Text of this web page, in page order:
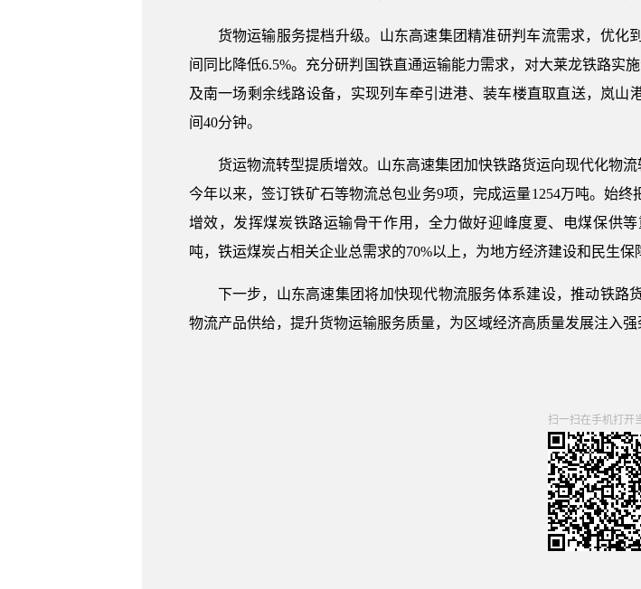
货物运输服务提档升级。山东高速集团精准研判车流需求，优
间同比降低6.5%。充分研判国铁直通运输能力需求，对大莱龙铁路实
及南一场剩余线路设备，实现列车牵引进港、装车楼直取直送，岚山
间40分钟。
货运物流转型提质增效。山东高速集团加快铁路货运向现代化物
今年以来，签订铁矿石等物流总包业务9项，完成运量1254万吨。始
增效，发挥煤炭铁路运输骨干作用，全力做好迎峰度夏、电煤保供
吨，铁运煤炭占相关企业总需求的70%以上，为地方经济建设和民生保
下一步，山东高速集团将加快现代物流服务体系建设，推动铁
物流产品供给，提升货物运输服务质量，为区域经济高质量发展注入强
扫一扫在手机打开